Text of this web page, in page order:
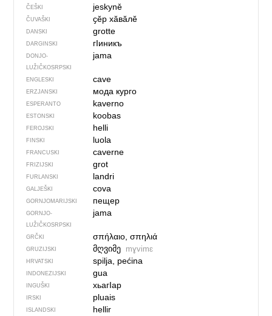
ČEŠKI jeskyně
ČUVAŠKI ҫӗр хӑвӑлӗ
DANSKI grotte
DARGINSKI гIиникъ
DONJO­
LUŽIČKOSRPSKI
jama
ENGLESKI cave
ERZJANSKI мода курго
ESPERANTO kaverno
ESTONSKI koobas
FEROJSKI helli
FINSKI luola
FRANCUSKI caverne
FRIZIJSKI grot
FURLANSKI landri
GALJEŠKI cova
GORNJOMARIJSKI пещер
GORNJO­
LUŽIČKOSRPSKI
jama
GRČKI σπήλαιο, σπηλιά
GRUZIJSKI მღვიმე mɣvimɛ
HRVATSKI spilja, pećina
INDONEZIJSKI gua
INGUŠKI хьагIар
IRSKI pluais
ISLANDSKI hellir